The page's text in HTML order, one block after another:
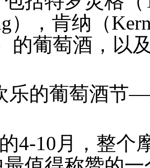
），肯纳（
的葡萄酒，以
乐的葡萄酒节
4-10月，整个